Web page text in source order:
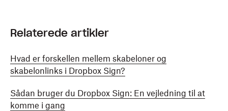
Relaterede artikler
Hvad er forskellen mellem skabeloner og
skabelonlinks i Dropbox Sign?
Sådan bruger du Dropbox Sign: En vejledning til at
komme i gang